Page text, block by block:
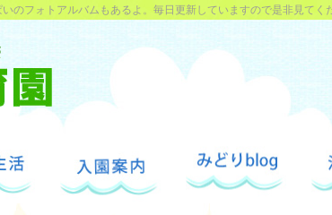
のフォトアルバムもあるよ。毎日更新していますので是非見てく